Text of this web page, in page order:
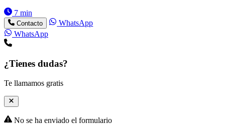
7 min
Contacto
WhatsApp
WhatsApp
¿Tienes dudas?
Te llamamos gratis
No se ha enviado el formulario